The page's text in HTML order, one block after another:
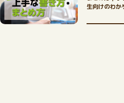
生向けのわか